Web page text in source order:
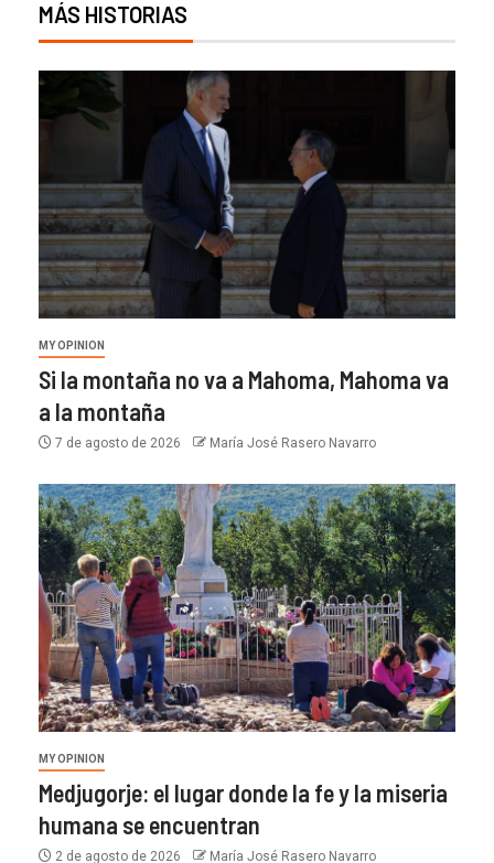
MÁS HISTORIAS
MY OPINION
Si la montaña no va a Mahoma, Mahoma va
a la montaña
7 de agosto de 2026 María José Rasero Navarro
MY OPINION
Medjugorje: el lugar donde la fe y la miseria
humana se encuentran
2 de agosto de 2026 María José Rasero Navarro